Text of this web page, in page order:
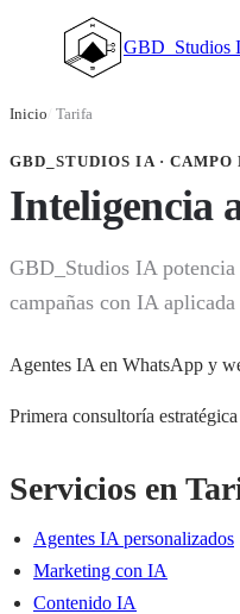
GBD_Studios
Inicio Tarifa
GBD_STUDIOS IA ·
Inteligencia
GBD_Studios IA
campañas con IA
Agentes IA en WhatsApp y
Primera consultoría
Servicios en
Agentes IA personalizados
Marketing con IA
Contenido IA